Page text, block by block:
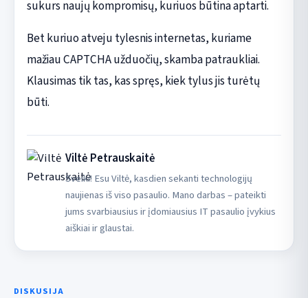
sukurs naujų kompromisų, kuriuos būtina aptarti.
Bet kuriuo atveju tylesnis internetas, kuriame
mažiau CAPTCHA užduočių, skamba patraukliai.
Klausimas tik tas, kas spręs, kiek tylus jis turėtų
būti.
Viltė Petrauskaitė
Sveiki! Esu Viltė, kasdien sekanti technologijų
naujienas iš viso pasaulio. Mano darbas – pateikti
jums svarbiausius ir įdomiausius IT pasaulio įvykius
aiškiai ir glaustai.
DISKUSIJA